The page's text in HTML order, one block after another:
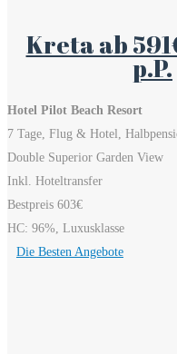
Kreta ab
p.P.
Hotel Pilot Beach Resort
7 Tage, Flug & Hotel,
Double Superior Garden View
Inkl. Hoteltransfer
Bestpreis 603€
HC: 96%, Luxusklasse
Die Besten Angebote